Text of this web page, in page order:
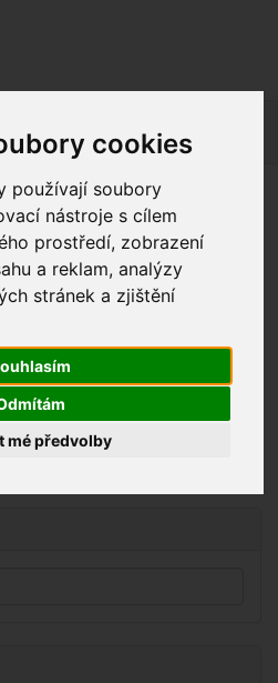
cookies
používají soubory
nástroje s cílem
prostředí, zobrazení
a reklam, analýzy
stránek a zjištění
mé předvolby
je Náš internetový obchod v
on-line nyní nelze vyřídit.